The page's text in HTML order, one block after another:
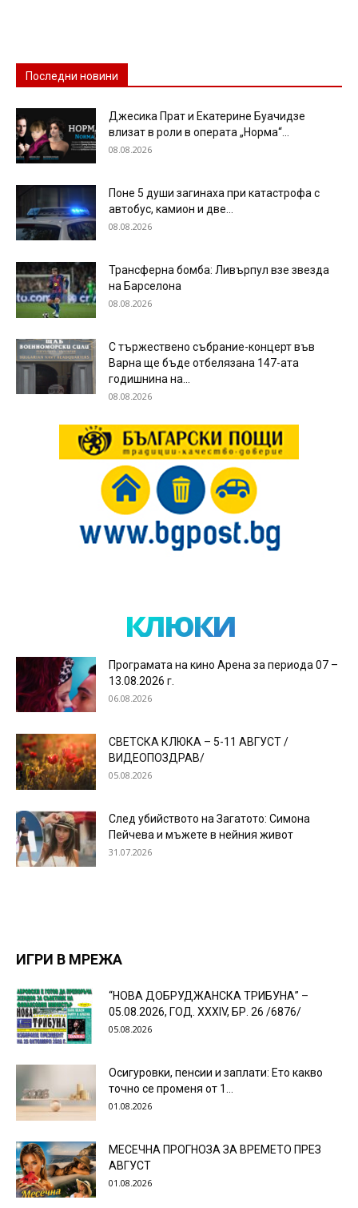
Последни новини
Джесика Прат и Екатерине Буачидзе
влизат в роли в операта „Норма“...
08.08.2026
Поне 5 души загинаха при катастрофа с
автобус, камион и две...
08.08.2026
Трансферна бомба: Ливърпул взе звезда
на Барселона
08.08.2026
С тържествено събрание-концерт във
Варна ще бъде отбелязана 147-ата
годишнина на...
08.08.2026
клюки
Програмата на кино Арена за периода 07 –
13.08.2026 г.
06.08.2026
СВЕТСКА КЛЮКА – 5-11 АВГУСТ /
ВИДЕОПОЗДРАВ/
05.08.2026
След убийството на Загатото: Симона
Пейчева и мъжете в нейния живот
31.07.2026
ИГРИ В МРЕЖА
“НОВА ДОБРУДЖАНСКА ТРИБУНА” –
05.08.2026, ГОД. XXХIV, БР. 26 /6876/
05.08.2026
Осигуровки, пенсии и заплати: Ето какво
точно се променя от 1...
01.08.2026
МЕСЕЧНА ПРОГНОЗА ЗА ВРЕМЕТО ПРЕЗ
АВГУСТ
01.08.2026